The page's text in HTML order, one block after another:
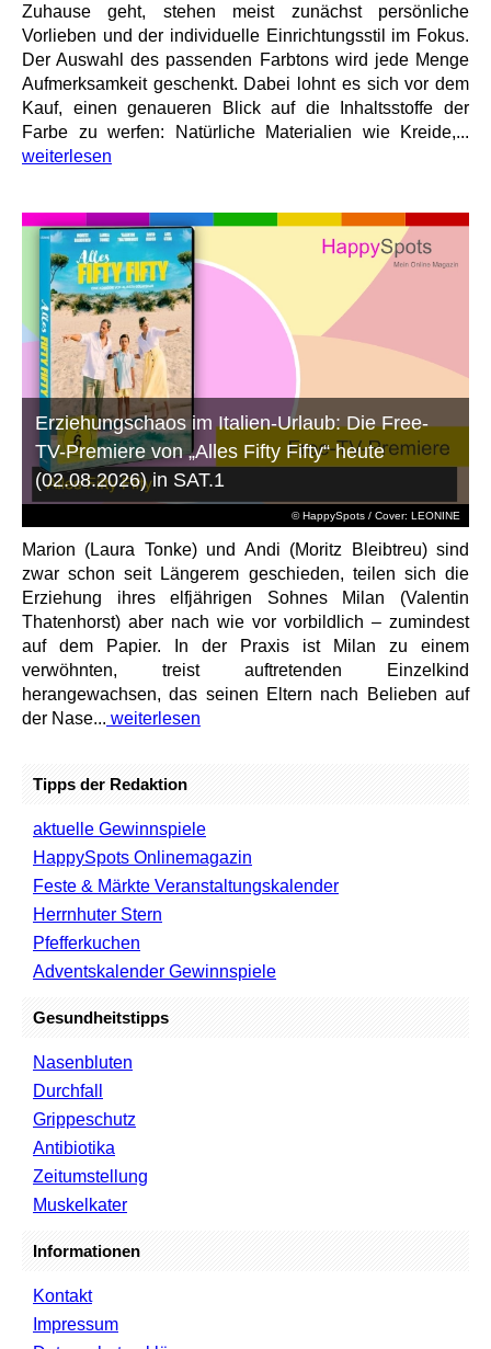
Zuhause geht, stehen meist zunächst persönliche
Vorlieben und der individuelle Einrichtungsstil im Fokus.
Der Auswahl des passenden Farbtons wird jede Menge
Aufmerksamkeit geschenkt. Dabei lohnt es sich vor dem
Kauf, einen genaueren Blick auf die Inhaltsstoffe der
Farbe zu werfen: Natürliche Materialien wie Kreide,...
weiterlesen
© HappySpots / Cover: LEONINE
Erziehungschaos im Italien-Urlaub: Die Free-
TV-Premiere von „Alles Fifty Fifty“ heute
(02.08.2026) in SAT.1
Marion (Laura Tonke) und Andi (Moritz Bleibtreu) sind
zwar schon seit Längerem geschieden, teilen sich die
Erziehung ihres elfjährigen Sohnes Milan (Valentin
Thatenhorst) aber nach wie vor vorbildlich – zumindest
auf dem Papier. In der Praxis ist Milan zu einem
verwöhnten, treist auftretenden Einzelkind
herangewachsen, das seinen Eltern nach Belieben auf
der Nase... weiterlesen
Tipps der Redaktion
aktuelle Gewinnspiele
HappySpots Onlinemagazin
Feste & Märkte Veranstaltungskalender
Herrnhuter Stern
Pfefferkuchen
Adventskalender Gewinnspiele
Gesundheitstipps
Nasenbluten
Durchfall
Grippeschutz
Antibiotika
Zeitumstellung
Muskelkater
Informationen
Kontakt
Impressum